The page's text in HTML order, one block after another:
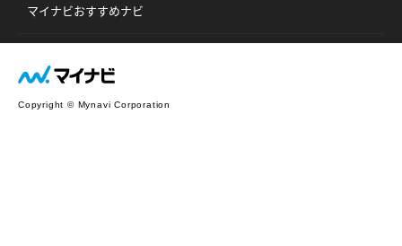
マイナビおすすめナビ
Copyright © Mynavi Corporation